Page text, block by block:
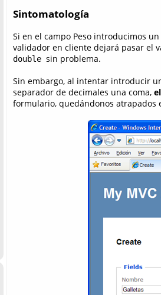
Sintomatología
Si en el campo Peso introducimos
validador en cliente dejará pasar el
double sin problema.
Sin embargo, al intentar introducir
separador de decimales una coma,
formulario, quedándonos atrapados